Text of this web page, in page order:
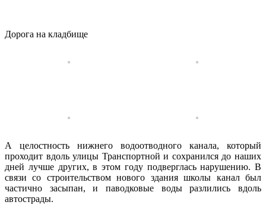
Дорога на кладбище
А целостность нижнего водоотводного канала, который
проходит вдоль улицы Транспортной и сохранился до наших
дней лучше других, в этом году подверглась нарушению. В
связи со строительством нового здания школы канал был
частично засыпан, и паводковые воды разлились вдоль
автострады.